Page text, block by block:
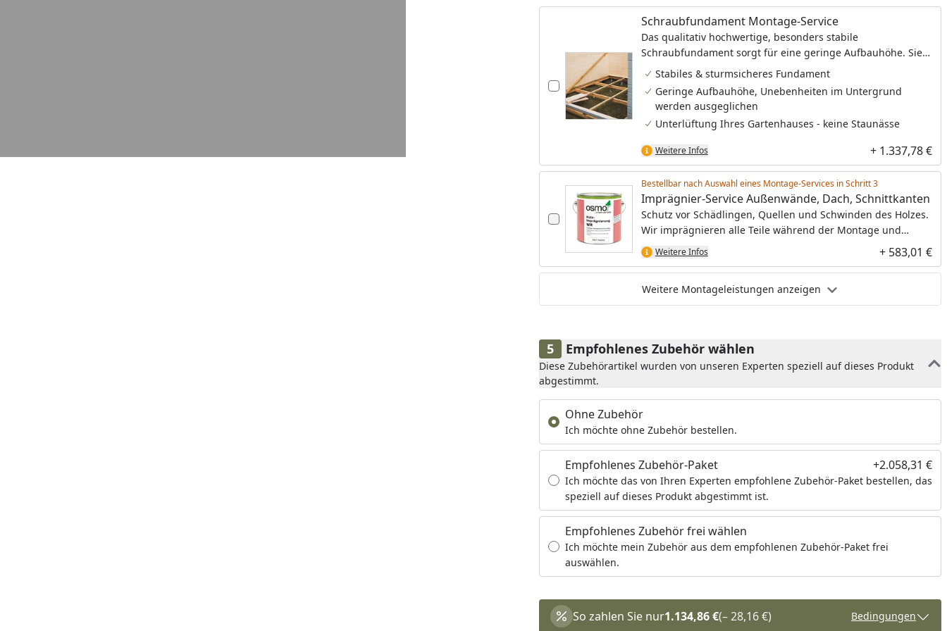
Schraubfundament Montage-Service
Das qualitativ hochwertige, besonders stabile
Schraubfundament sorgt für eine geringe Aufbauhöhe. Sie
haben damit eine bequeme, niedrige Stufe und gleichzeitig
dem Schraubfundament keine Gummi-Pads und
Sturmwinkel.
Stabiles & sturmsicheres Fundament
Geringe Aufbauhöhe, Unebenheiten im Untergrund
werden ausgeglichen
Unterlüftung Ihres Gartenhauses - keine Staunässe
Weitere Infos + 1.337,78 €
Bestellbar nach Auswahl eines Montage-Services in Schritt
Imprägnier-Service Außenwände, Dach, Schnittkanten
Schutz vor Schädlingen, Quellen und Schwinden des Holzes.
Wir imprägnieren alle Teile während der Montage und
schaffen so die optimale Grundlage für den Endanstrich.
Weitere Infos + 583,01 €
Weitere Montageleistungen anzeigen
Empfohlenes Zubehör wählen
Diese Zubehörartikel wurden von unseren Experten speziell auf dieses Produkt
abgestimmt.
Ohne Zubehör
Ich möchte ohne Zubehör bestellen.
Empfohlenes Zubehör-Paket +2.058,31 €
Ich möchte das von Ihren Experten empfohlene Zubehör-Paket bestellen, das
speziell auf dieses Produkt abgestimmt ist.
Empfohlenes Zubehör frei wählen
Ich möchte mein Zubehör aus dem empfohlenen Zubehör-Paket frei
auswählen.
So zahlen Sie nur1.134,86 €(– 28,16 €) Bedingungen